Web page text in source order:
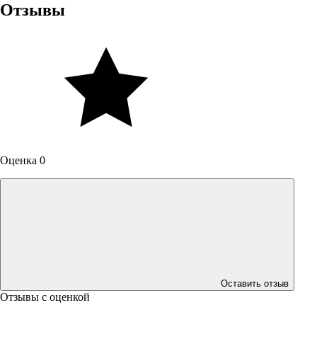
Отзывы
Оценка 0
Оставить отзыв
Отзывы с оценкой